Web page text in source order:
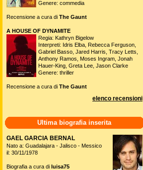
Genere: commedia
Recensione a cura di The Gaunt
A HOUSE OF DYNAMITE
Regia: Kathryn Bigelow
Interpreti: Idris Elba, Rebecca Ferguson,
Gabriel Basso, Jared Harris, Tracy Letts,
Anthony Ramos, Moses Ingram, Jonah
Hauer-King, Greta Lee, Jason Clarke
Genere: thriller
Recensione a cura di The Gaunt
elenco recensioni
Ultima biografia inserita
GAEL GARCIA BERNAL
Nato a: Guadalajara - Jalisco - Messico
il: 30/11/1978
Biografia a cura di luisa75